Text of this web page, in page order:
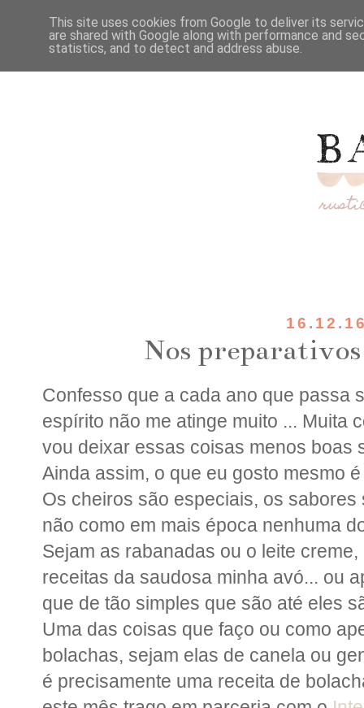
Nos preparativos
Confesso que a cada ano que passa
espírito não me atinge muito ... Muita
vou deixar essas coisas menos boas
Ainda assim, o que eu gosto mesmo
Os cheiros são especiais, os
não como em mais época nenhuma
Sejam as rabanadas ou o leite
receitas da saudosa minha avó... ou
que de tão simples que são até eles
Uma das coisas que faço ou como
bolachas, sejam elas de canela ou
é precisamente uma receita de
This site uses cookies from Google to deliver its
are shared with Google along with performance and
statistics, and to detect and address abuse.